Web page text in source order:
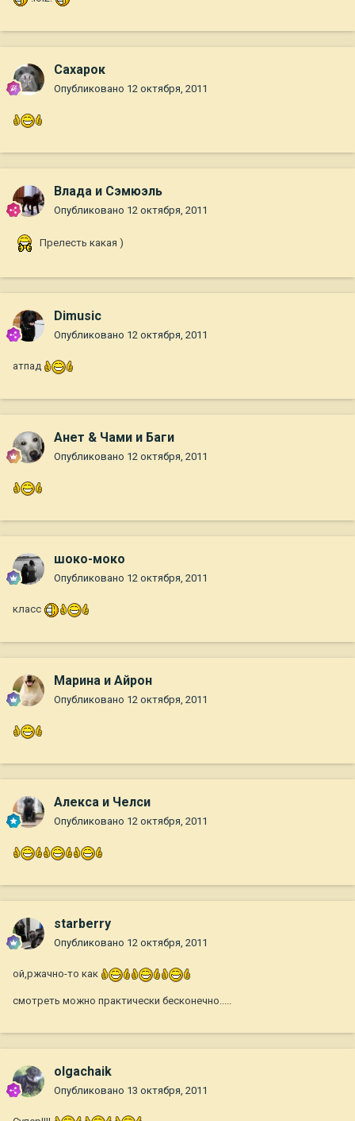
Сахарок
Опубликовано 12 октября, 2011
Влада и Сэмюэль
Опубликовано 12 октября, 2011
Прелесть какая )
Dimusic
Опубликовано 12 октября, 2011
атпад
Анет & Чами и Баги
Опубликовано 12 октября, 2011
шоко-моко
Опубликовано 12 октября, 2011
класс
Марина и Айрон
Опубликовано 12 октября, 2011
Алекса и Челси
Опубликовано 12 октября, 2011
starberry
Опубликовано 12 октября, 2011
ой,ржачно-то как
смотреть можно практически бесконечно.....
olgachaik
Опубликовано 13 октября, 2011